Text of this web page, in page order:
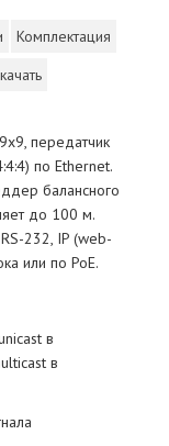
Комплектация
передатчик
по Ethernet.
балансного
до 100 м.
232, IP (web-
или по PoE.
в
в